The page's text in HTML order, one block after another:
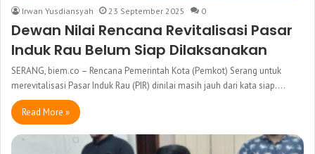
Irwan Yusdiansyah 23 September 2025 0
Dewan Nilai Rencana Revitalisasi Pasar
Induk Rau Belum Siap Dilaksanakan
SERANG, biem.co – Rencana Pemerintah Kota (Pemkot) Serang untuk
merevitalisasi Pasar Induk Rau (PIR) dinilai masih jauh dari kata siap.…
Read More »